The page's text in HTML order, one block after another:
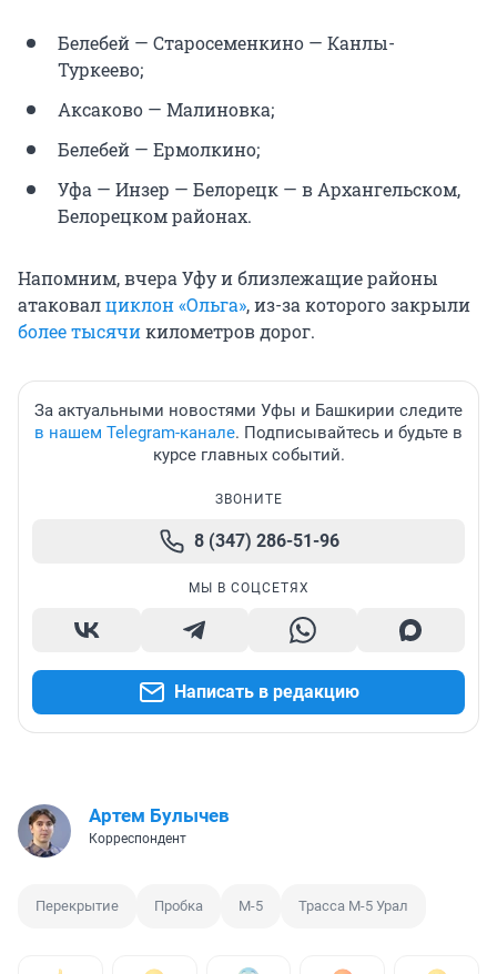
Белебей — Старосеменкино — Канлы-
Туркеево;
Аксаково — Малиновка;
Белебей — Ермолкино;
Уфа — Инзер — Белорецк — в Архангельском,
Белорецком районах.
Напомним, вчера Уфу и близлежащие районы
атаковалциклон «Ольга», из-за которого закрыли
более тысячикилометров дорог.
За актуальными новостями Уфы и Башкирии следите
в нашем Telegram-канале. Подписывайтесь и будьте в
курсе главных событий.
ЗВОНИТЕ
8 (347) 286-51-96
МЫ В СОЦСЕТЯХ
Написать в редакцию
Артем Булычев
Корреспондент
Перекрытие Пробка M-5 Трасса М-5 Урал